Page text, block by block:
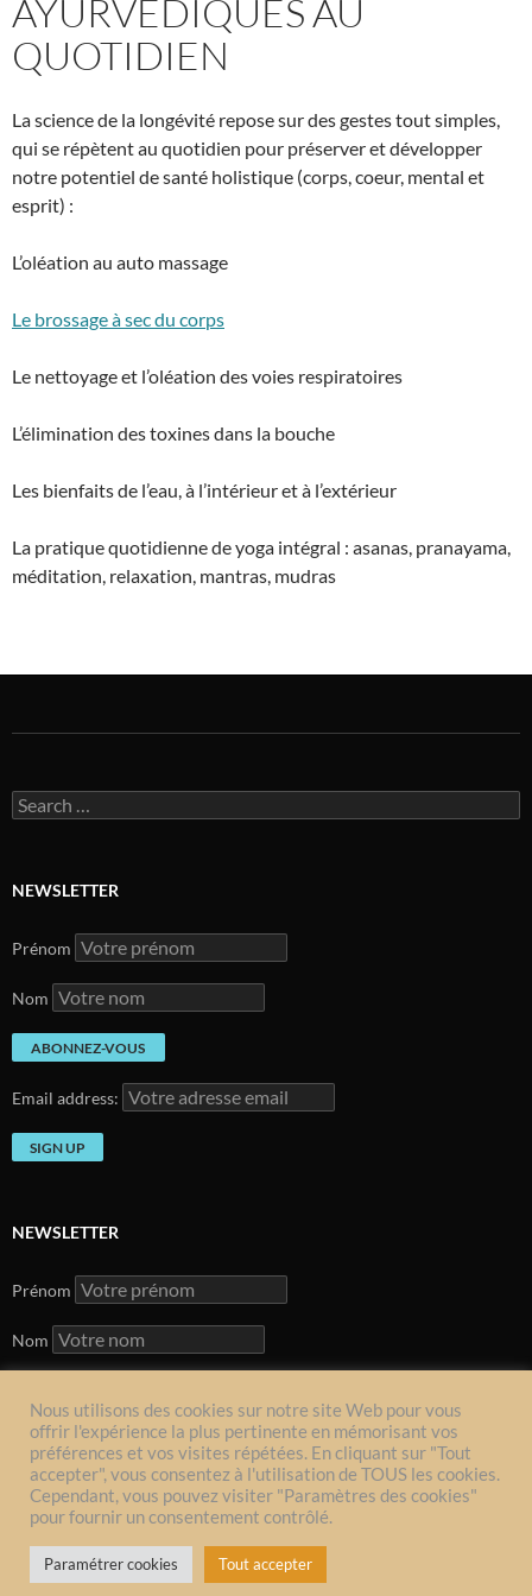
AYURVÉDIQUES AU
QUOTIDIEN
La science de la longévité repose sur des gestes tout simples,
qui se répètent au quotidien pour préserver et développer
notre potentiel de santé holistique (corps, coeur, mental et
esprit) :
L’oléation au auto massage
Le brossage à sec du corps
Le nettoyage et l’oléation des voies respiratoires
L’élimination des toxines dans la bouche
Les bienfaits de l’eau, à l’intérieur et à l’extérieur
La pratique quotidienne de yoga intégral : asanas, pranayama,
méditation, relaxation, mantras, mudras
Search
for:
NEWSLETTER
Prénom
Nom
Email address:
NEWSLETTER
Prénom
Nom
Email address:
Nous utilisons des cookies sur notre site Web pour vous
offrir l'expérience la plus pertinente en mémorisant vos
préférences et vos visites répétées. En cliquant sur "Tout
accepter", vous consentez à l'utilisation de TOUS les cookies.
Cependant, vous pouvez visiter "Paramètres des cookies"
pour fournir un consentement contrôlé.
Paramétrer cookies Tout accepter